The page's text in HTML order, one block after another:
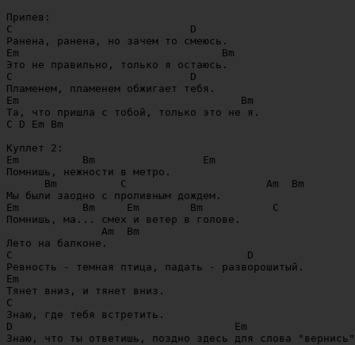
Припев:
C                            D
Ранена, ранена, но зачем то смеюсь.
Em                                Bm
Это не правильно, только я остаюсь.
C                            D
Пламенем, пламенем обжигает тебя.
Em                                   Bm
Та, что пришла с тобой, только это не я.
C D Em Bm
Куплет 2:
Em          Bm                 Em
Помнишь, нежности в метро.
      Bm          C                      Am  Bm
Мы были заодно с проливным дождем.
Em          Bm     Em        Bm           C
Помнишь, ма... смех и ветер в голове.
               Am  Bm
Лето на балконе.
C                                     D
Ревность - темная птица, падать - разворошитый.
Em
Тянет вниз, и тянет вниз.
C
Знаю, где тебя встретить.
D                                   Em
Знаю, что ты ответишь, поздно здесь для слова